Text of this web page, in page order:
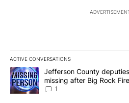
ACTIVE CONVERSATIONS
The following is a list of the most
A trending article titled "Jefferson
Jefferson County
missing after Big Rock
News 8
1